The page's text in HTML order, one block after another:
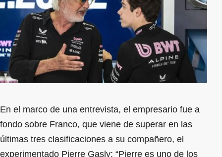
En el marco de una entrevista, el empresario fue a
fondo sobre Franco, que viene de superar en las
últimas tres clasificaciones a su compañero, el
experimentado Pierre Gasly: “Pierre es uno de los